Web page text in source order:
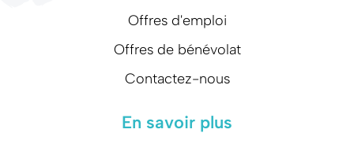
Offres d'emploi
Offres de bénévolat
Contactez-nous
En savoir plus